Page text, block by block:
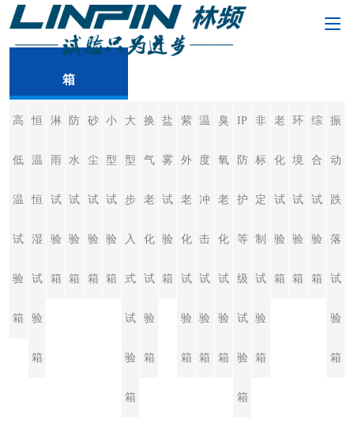
非标定制试验
箱
高
低
温
试
验
箱
恒
温
恒
湿
试
验
箱
淋
雨
试
验
箱
防
水
试
验
箱
砂
尘
试
验
箱
小
型
试
验
箱
大
型
步
入
式
试
验
箱
换
气
老
化
试
验
箱
盐
雾
试
验
箱
紫
外
老
化
试
验
箱
温
度
冲
击
试
验
箱
臭
氧
老
化
试
验
箱
IP
防
护
等
级
试
验
箱
非
标
定
制
试
验
箱
老
化
试
验
箱
环
境
试
验
箱
综
合
试
验
箱
振
动
跌
落
试
验
箱